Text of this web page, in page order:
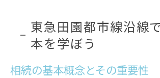
相続の準備に必要な書類と手順
相続の流れを理解して家族の財産
相続開始から終結までの一般的
財産目録の作成とその重要性
東急田園都市線沿線
本を学ぼう
相続の基本概念とその重要性